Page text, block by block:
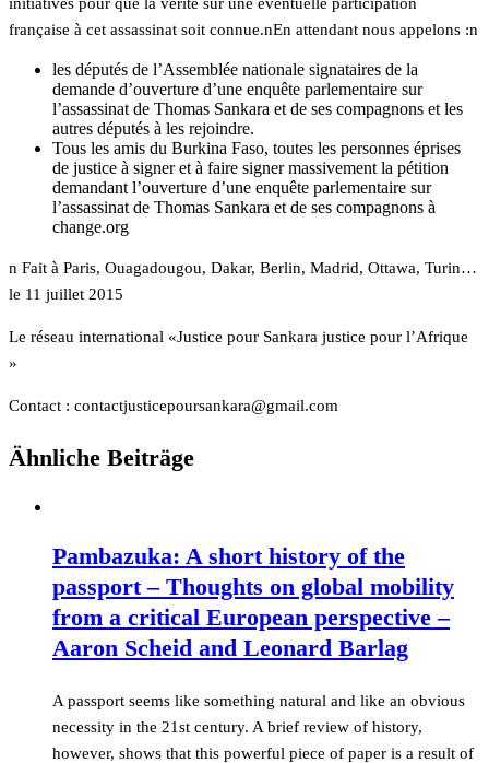
française à cet assassinat soit connue.nEn attendant nous appelons :n
les députés de l’Assemblée nationale signataires de la
demande d’ouverture d’une enquête parlementaire sur
l’assassinat de Thomas Sankara et de ses compagnons et les
autres députés à les rejoindre.
Tous les amis du Burkina Faso, toutes les personnes éprises
de justice à signer et à faire signer massivement la pétition
demandant l’ouverture d’une enquête parlementaire sur
l’assassinat de Thomas Sankara et de ses compagnons à
change.org
n Fait à Paris, Ouagadougou, Dakar, Berlin, Madrid, Ottawa, Turin…
le 11 juillet 2015
Le réseau international «Justice pour Sankara justice pour l’Afrique
»
Contact : moc.liamg@araknasruopecitsujtcatnoc
Ähnliche Beiträge
Pambazuka: A short history of the
passport – Thoughts on global mobility
from a critical European perspective –
Aaron Scheid and Leonard Barlag
A passport seems like something natural and like an obvious
necessity in the 21st century. A brief review of history,
however, shows that this powerful piece of paper is a result of